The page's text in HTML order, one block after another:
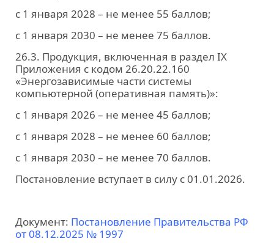
с 1 января 2028 – не менее 55 баллов;
с 1 января 2030 – не менее 75 баллов.
26.3. Продукция, включенная в раздел IХ
Приложения с кодом 26.20.22.160
«Энергозависимые части системы
компьютерной (оперативная память)»:
с 1 января 2026 – не менее 45 баллов;
с 1 января 2028 – не менее 60 баллов;
с 1 января 2030 – не менее 70 баллов.
Постановление вступает в силу с 01.01.2026.
Документ: Постановление Правительства РФ
от 08.12.2025 № 1997